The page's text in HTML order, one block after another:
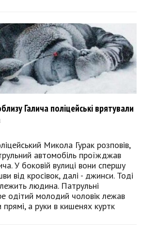
Галича поліцейські врятували
Микола Гурак розповів,
автомобіль проїжджав
У боковій вулиці вони спершу
від кросівок, далі - джинси. Тоді
людина. Патрульні
одітий молодий чоловік лежав
прямі, а руки в кишенях куртк